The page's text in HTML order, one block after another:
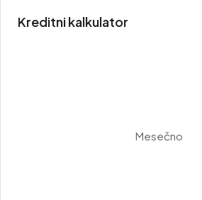
Kreditni kalkulator
Mesečno